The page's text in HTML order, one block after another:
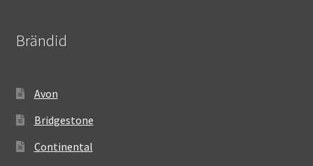
Brändid
Avon
Bridgestone
Continental